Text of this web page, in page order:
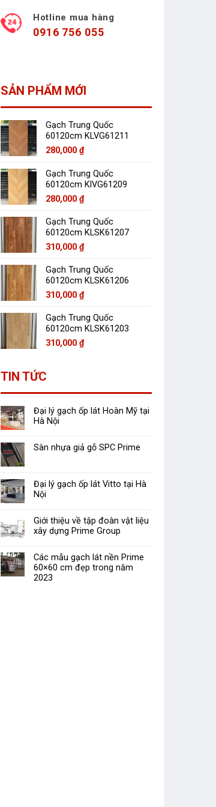
Hotline mua hàng
0916 756 055
SẢN PHẨM MỚI
Gạch Trung Quốc
60120cm KLVG61211
280,000 ₫
Gạch Trung Quốc
60120cm KlVG61209
280,000 ₫
Gạch Trung Quốc
60120cm KLSK61207
310,000 ₫
Gạch Trung Quốc
60120cm KLSK61206
310,000 ₫
Gạch Trung Quốc
60120cm KLSK61203
310,000 ₫
TIN TỨC
Đại lý gạch ốp lát Hoàn Mỹ tại
Hà Nội
Sàn nhựa giả gỗ SPC Prime
Đại lý gạch ốp lát Vitto tại Hà
Nội
Giới thiệu về tập đoàn vật liệu
xây dựng Prime Group
Các mẫu gạch lát nền Prime
60×60 cm đẹp trong năm
2023